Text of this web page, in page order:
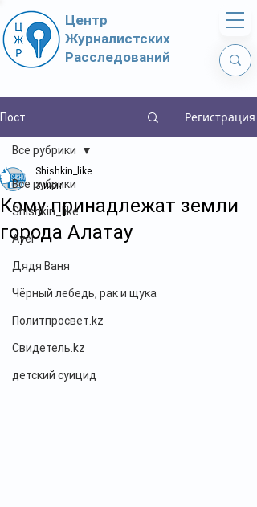
Центр
Журналистских
Расследований
Пост Регистрация
Все рубрики
Shishkin_like
Ayel
Дядя Ваня
Чёрный лебедь, рак и щука
Политпросвет.kz
Свидетель.kz
детский суицид
Все рубрики
Кому принадлежат земли
города Алатау
Shishkin_like
3 июн.